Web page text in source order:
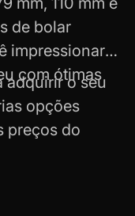
de bolar
impressionar
com ótimas
adquirir o seu
opções
preços do
também